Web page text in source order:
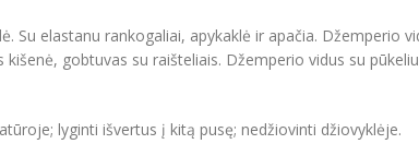
Su elastanu rankogaliai, apykaklė ir apačia. Džemperio
gobtuvas su raišteliais. Džemperio vidus su
lyginti išvertus į kitą pusę; nedžiovinti džiovyklėje.